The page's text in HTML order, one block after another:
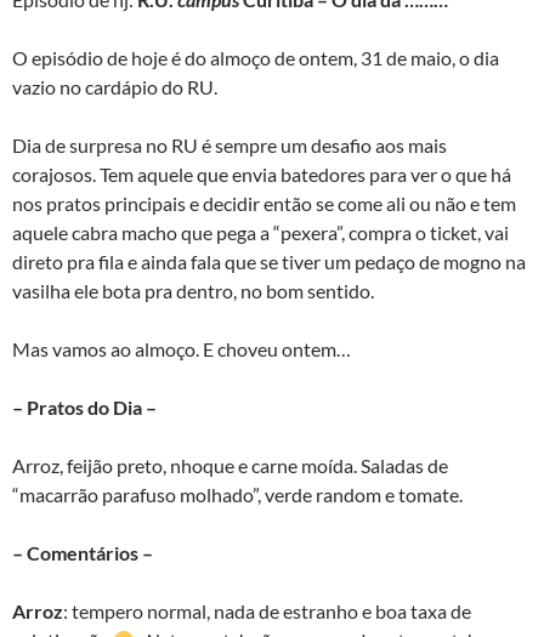
O episódio de hoje é do almoço de ontem, 31 de maio, o dia
vazio no cardápio do RU.
Dia de surpresa no RU é sempre um desafio aos mais
corajosos. Tem aquele que envia batedores para ver o que há
nos pratos principais e decidir então se come ali ou não e tem
aquele cabra macho que pega a “pexera”, compra o ticket, vai
direto pra fila e ainda fala que se tiver um pedaço de mogno na
vasilha ele bota pra dentro, no bom sentido.
Mas vamos ao almoço. E choveu ontem…
– Pratos do Dia –
Arroz, feijão preto, nhoque e carne moída. Saladas de
“macarrão parafuso molhado”, verde random e tomate.
– Comentários –
Arroz: tempero normal, nada de estranho e boa taxa de